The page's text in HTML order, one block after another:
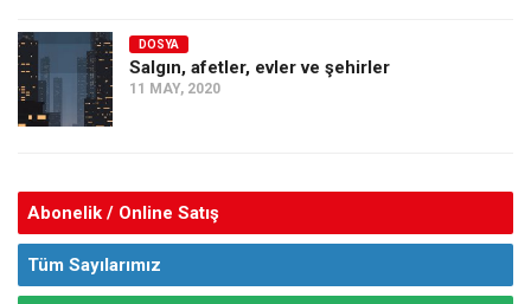
DOSYA
Salgın, afetler, evler ve şehirler
11 MAY, 2020
Abonelik / Online Satış
Tüm Sayılarımız